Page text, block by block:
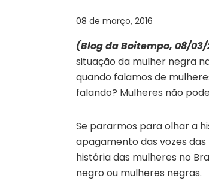
08 de março, 2016
(Blog da Boitempo, 08/03/
situação da mulher negra
quando falamos de
falando? Mulheres não
Se pararmos para olhar a
apagamento das vozes
história das mulheres no
negro ou mulheres negras.